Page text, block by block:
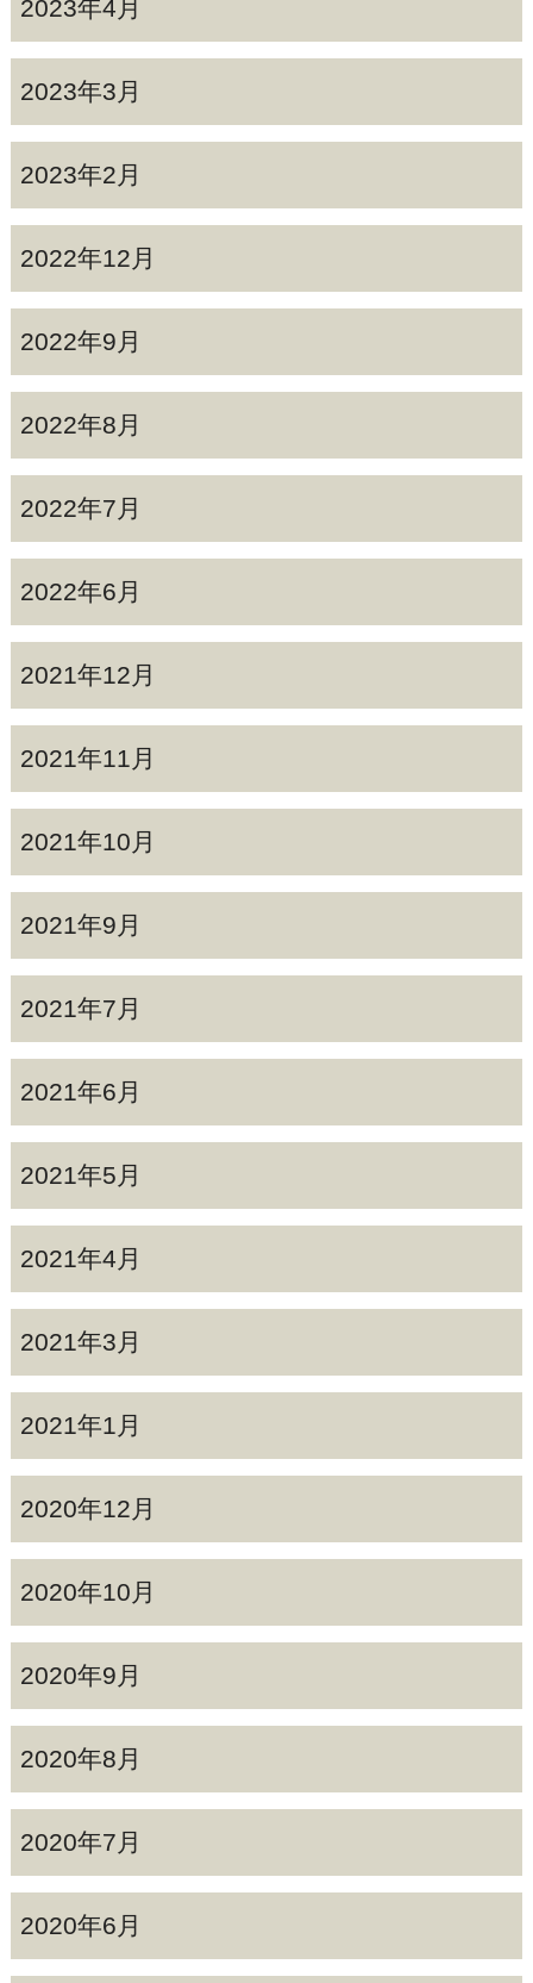
2023年4月
2023年3月
2023年2月
2022年12月
2022年9月
2022年8月
2022年7月
2022年6月
2021年12月
2021年11月
2021年10月
2021年9月
2021年7月
2021年6月
2021年5月
2021年4月
2021年3月
2021年1月
2020年12月
2020年10月
2020年9月
2020年8月
2020年7月
2020年6月